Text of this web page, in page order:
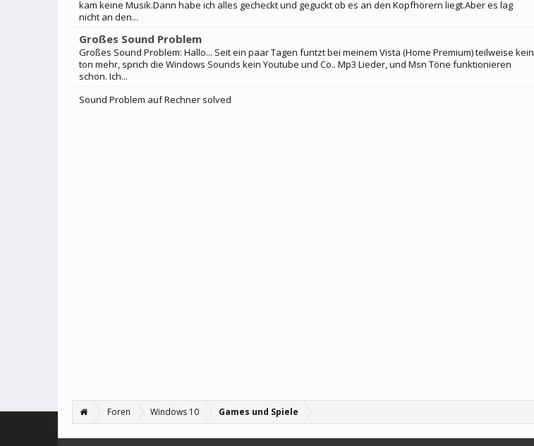
kam keine Musik.Dann habe ich alles gecheckt und geguckt ob es an den Kopfhörern liegt.Aber es lag
nicht an den...
Großes Sound Problem
Großes Sound Problem: Hallo... Seit ein paar Tagen funtzt bei meinem Vista (Home Premium) teilweise kein
ton mehr, sprich die Windows Sounds kein Youtube und Co.. Mp3 Lieder, und Msn Töne funktionieren
schon. Ich...
Sound Problem auf Rechner solved
Foren Windows 10 Games und Spiele